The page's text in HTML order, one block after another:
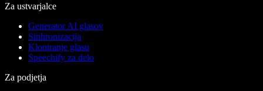
Za ustvarjalce
Generator AI glasov
Sinhronizacija
Kloniranje glasu
Speechify za delo
Za podjetja